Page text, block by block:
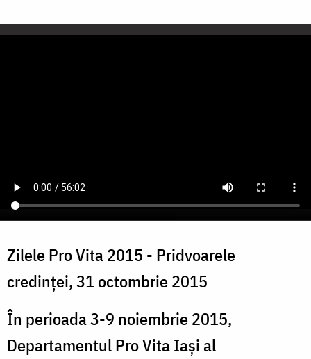
Zilele Pro Vita 2015 - Pridvoarele
credinței, 31 octombrie 2015
În perioada 3-9 noiembrie 2015,
Departamentul Pro Vita Iași al